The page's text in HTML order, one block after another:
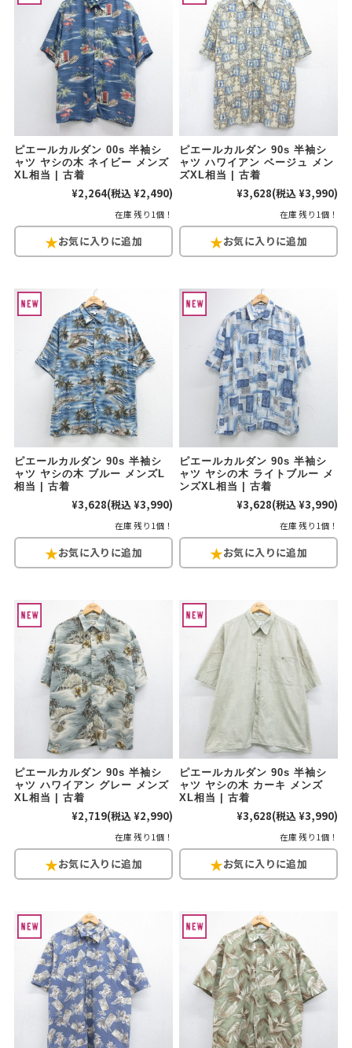
ピエールカルダン 00s 半袖シ
ャツ ヤシの木 ネイビー メンズ
XL相当 | 古着
¥2,264(税込 ¥2,490)
在庫 残り1個！
ピエールカルダン 90s 半袖シ
ャツ ハワイアン ベージュ メン
ズXL相当 | 古着
¥3,628(税込 ¥3,990)
在庫 残り1個！
ピエールカルダン 90s 半袖シ
ャツ ヤシの木 ブルー メンズL
相当 | 古着
¥3,628(税込 ¥3,990)
在庫 残り1個！
ピエールカルダン 90s 半袖シ
ャツ ヤシの木 ライトブルー メ
ンズXL相当 | 古着
¥3,628(税込 ¥3,990)
在庫 残り1個！
ピエールカルダン 90s 半袖シ
ャツ ハワイアン グレー メンズ
XL相当 | 古着
¥2,719(税込 ¥2,990)
在庫 残り1個！
ピエールカルダン 90s 半袖シ
ャツ ヤシの木 カーキ メンズ
XL相当 | 古着
¥3,628(税込 ¥3,990)
在庫 残り1個！